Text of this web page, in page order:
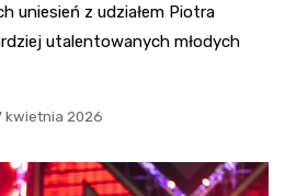
uniesień z udziałem Piotra
utalentowanych młodych
kwietnia 2026